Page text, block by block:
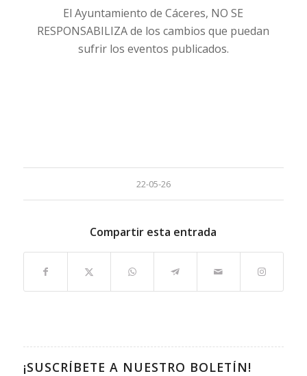
El Ayuntamiento de Cáceres, NO SE
RESPONSABILIZA de los cambios que puedan
sufrir los eventos publicados.
22-05-26
Compartir esta entrada
¡SUSCRÍBETE A NUESTRO BOLETÍN!